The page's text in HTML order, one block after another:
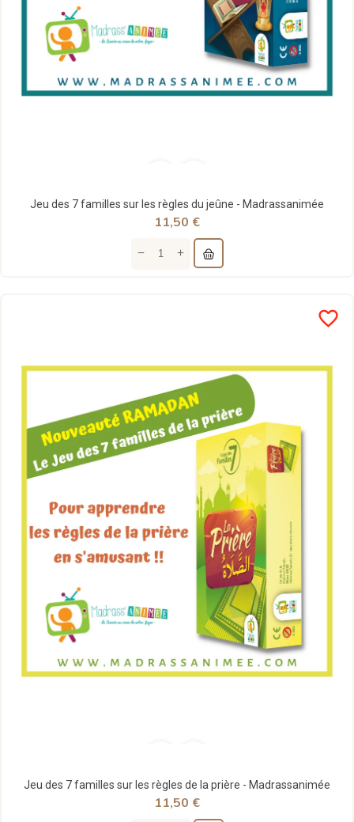
Jeu des 7 familles sur les règles du jeûne - Madrassanimée
11,50 €
favorite_border
Jeu des 7 familles sur les règles de la prière - Madrassanimée
11,50 €